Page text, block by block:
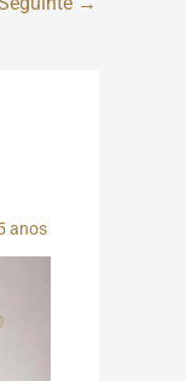
anos